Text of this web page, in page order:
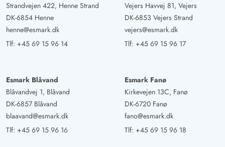
Strandvejen 422, Henne Strand
DK-6854 Henne
henne@esmark.dk
Tlf: +45 69 15 96 14
Vejers Havvej 81, Vejers
DK-6853 Vejers Strand
vejers@esmark.dk
Tlf: +45 69 15 96 17
Esmark Blåvand
Blåvandvej 1, Blåvand
DK-6857 Blåvand
blaavand@esmark.dk
Tlf: +45 69 15 96 16
Esmark Fanø
Kirkevejen 13C, Fanø
DK-6720 Fanø
fano@esmark.dk
Tlf: +45 69 15 96 18